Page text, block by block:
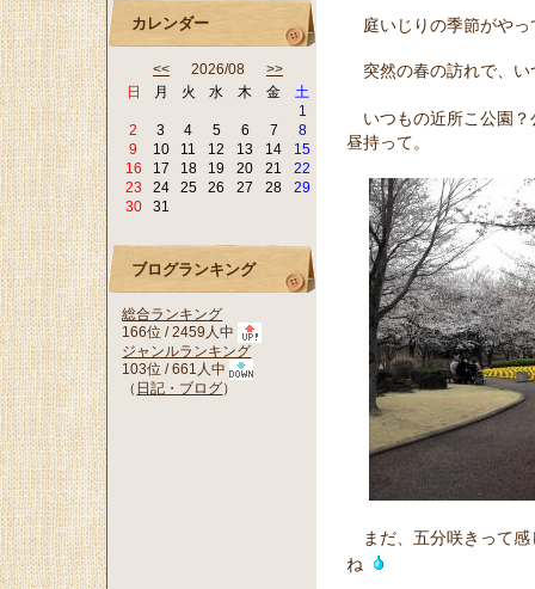
庭いじりの季節がやっ
突然の春の訪れで、い
いつもの近所こ公園？
昼持って。
まだ、五分咲きって感
ね
カレンダー
<< 2026/08 >>
日
月 火 水 木 金
土
1
2
3 4 5 6 7
8
9
10 11 12 13 14
15
16
17 18 19 20 21
22
23
24 25 26 27 28
29
30
31
ブログランキング
総合ランキング
166位 / 2459人中
ジャンルランキング
103位 / 661人中
（ 日記・ブログ）